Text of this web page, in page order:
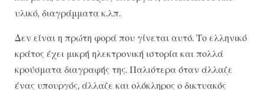
υλικό, διαγράμματα κ.λπ.
Δεν είναι η πρώτη φορά που γίνεται αυτό. Το ελληνικό
κράτος έχει μικρή ηλεκτρονική ιστορία και πολλά
κρούσματα διαγραφής της. Παλιότερα όταν άλλαζε
ένας υπουργός, άλλαζε και ολόκληρος ο δικτυακός